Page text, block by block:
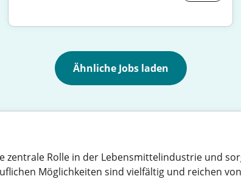
Ähnliche Jobs laden
zentrale Rolle in der Lebensmittelindustrie und
Möglichkeiten sind vielfältig und reichen